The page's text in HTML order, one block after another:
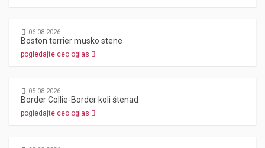
06.08.2026
Boston terrier musko stene
pogledajte ceo oglas
05.08.2026
Border Collie-Border koli štenad
pogledajte ceo oglas